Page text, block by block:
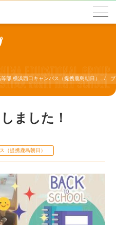
部 横浜西口キャンパス（提携鹿島朝日）
ました！
（提携鹿島朝日）